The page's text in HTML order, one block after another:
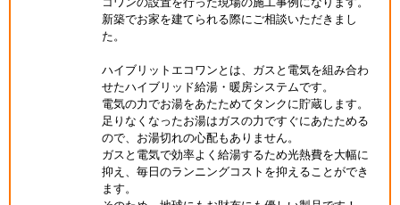
新築でお家を建てられる際にご相談いただきまし
た。
ハイブリットエコワンとは、ガスと電気を組み合わ
せたハイブリッド給湯・暖房システムです。
電気の力でお湯をあたためてタンクに貯蔵します。
足りなくなったお湯はガスの力ですぐにあたためる
ので、お湯切れの心配もありません。
ガスと電気で効率よく給湯するため光熱費を大幅に
抑え、毎日のランニングコストを抑えることができ
ます。